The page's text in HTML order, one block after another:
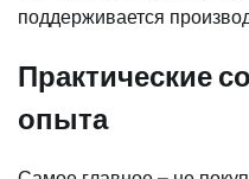
поддерживается
Практические
опыта